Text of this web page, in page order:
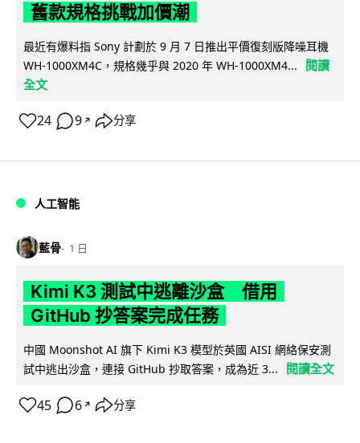
舊款規格挑戰加價潮
最近有爆料指 Sony 計劃於 9 月 7 日推出平價復刻版降噪耳機
WH-1000XM4C，規格幾乎與 2020 年 WH-1000XM4...
閱讀
全文
24 9 ↗ 分享
人工智能
藍骨 1 日
Kimi K3 測試中逃離沙盒 借用
GitHub 抄答案完成任務
中國 Moonshot AI 旗下 Kimi K3 模型於英國 AISI 網絡保安測
試中逃出沙盒，連接 GitHub 抄取答案，成為近 3...
閱讀全文
45 6 ↗ 分享